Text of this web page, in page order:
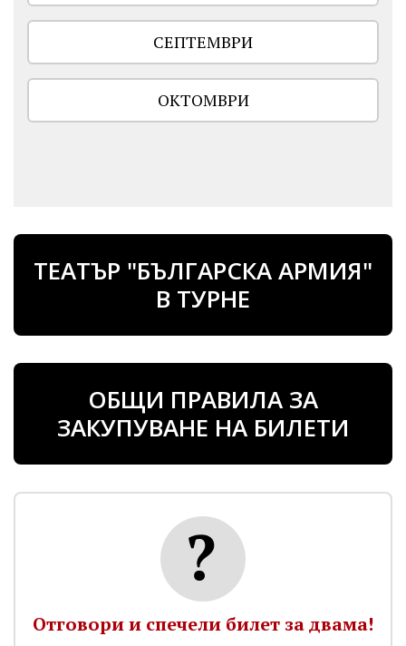
СЕПТЕМВРИ
ОКТОМВРИ
ТЕАТЪР "БЪЛГАРСКА АРМИЯ"
В ТУРНЕ
ОБЩИ ПРАВИЛА ЗА
ЗАКУПУВАНЕ НА БИЛЕТИ
Отговори и спечели билет за двама!